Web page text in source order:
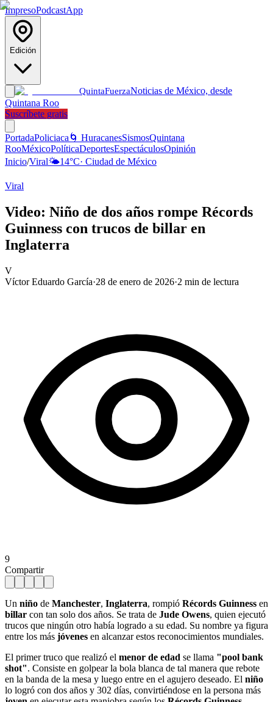
ImpresoPodcastApp
Edición
QuintaFuerzaNoticias de México, desde
Quintana Roo
Suscríbete gratis
PortadaPoliciaca 🌀 HuracanesSismosQuintana
RooMéxicoPolíticaDeportesEspectáculosOpinión
Inicio/Viral🌤️14°C· Ciudad de México
Viral
Video: Niño de dos años rompe Récords
Guinness con trucos de billar en
Inglaterra
V
Víctor Eduardo García·28 de enero de 2026·2 min de lectura
9
Compartir
Un niño de Manchester, Inglaterra, rompió Récords Guinness en
billar con tan solo dos años. Se trata de Jude Owens, quien ejecutó
trucos que ningún otro había logrado a su edad. Su nombre ya figura
entre los más jóvenes en alcanzar estos reconocimientos mundiales.
El primer truco que realizó el menor de edad se llama "pool bank
shot". Consiste en golpear la bola blanca de tal manera que rebote
en la banda de la mesa y luego entre en el agujero deseado. El niño
lo logró con dos años y 302 días, convirtiéndose en la persona más